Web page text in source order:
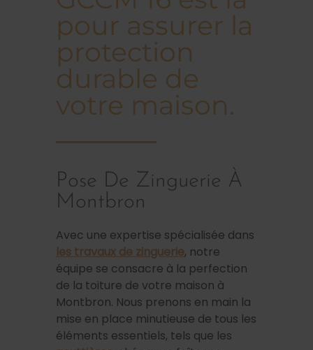
pour assurer la
protection
durable de
votre maison.
Pose De Zinguerie À
Montbron
Avec une expertise spécialisée dans
les travaux de zinguerie, notre
équipe se consacre à la perfection
de la toiture de votre maison à
Montbron. Nous prenons en main la
mise en place minutieuse de tous les
éléments essentiels, tels que les